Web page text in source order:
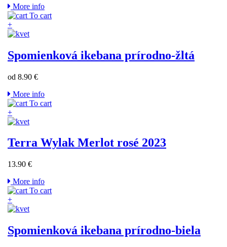
More info
To cart
+
Spomienková ikebana prírodno-žltá
od 8.90 €
More info
To cart
+
Terra Wylak Merlot rosé 2023
13.90 €
More info
To cart
+
Spomienková ikebana prírodno-biela